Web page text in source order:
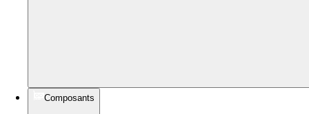
Composants